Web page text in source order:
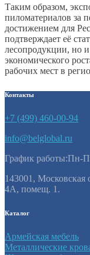
Таким образом,
пиломатериалов за
достижением для
подтверждает её
лесопродукции, но
экономического
рабочих мест в
Контакты
+7 (499) 460-00-94
info@belglobal.ru
График работы:Пн-
143001, Московская
4А, помещ. 1.
Каталог
Армейская мебель
Металлические